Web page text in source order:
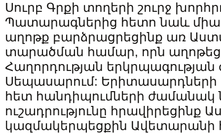
Սուրբ Գրքի տողերի շուրջ
Պատարագներից հետո նաև
աղոթք բարձրացրեցինք առ
տարածման համար, որն
Հաղորդության
Սեպասարում:
հետ հանդիպումների ժամանակ
ուշադրությունը հրավիրեցինք
կազմակերպեցքին